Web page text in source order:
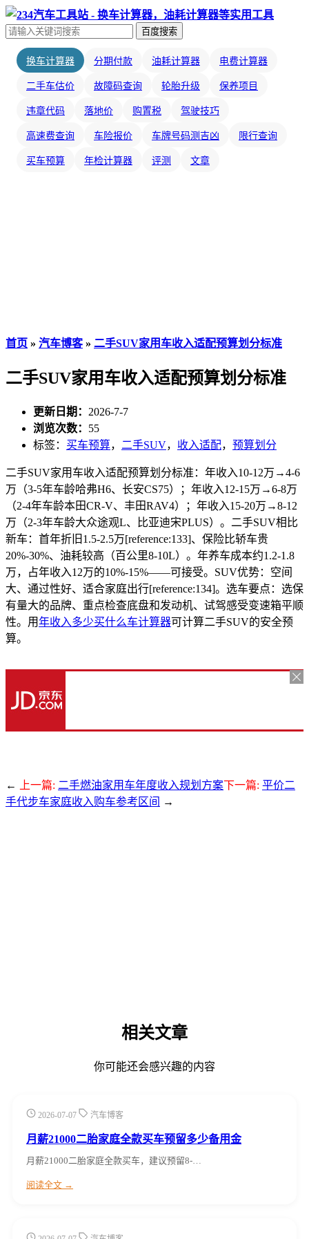
百度搜索
换车计算器 分期付款 油耗计算器 电费计算器
二手车估价 故障码查询 轮胎升级 保养项目
违章代码 落地价 购置税 驾驶技巧
高速费查询 车险报价 车牌号码测吉凶 限行查询
买车预算 年检计算器 评测 文章
首页 » 汽车博客» 二手SUV家用车收入适配预算划分标准
二手SUV家用车收入适配预算划分标准
更新日期： 2026-7-7
浏览次数： 55
标签： 买车预算， 二手SUV， 收入适配， 预算划分
二手SUV家用车收入适配预算划分标准：年收入10-12万→4-6
万（3-5年车龄哈弗H6、长安CS75）；年收入12-15万→6-8万
（2-4年车龄本田CR-V、丰田RAV4）；年收入15-20万→8-12
万（2-3年车龄大众途观L、比亚迪宋PLUS）。二手SUV相比
新车：首年折旧1.5-2.5万[reference:133]、保险比轿车贵
20%-30%、油耗较高（百公里8-10L）。年养车成本约1.2-1.8
万，占年收入12万的10%-15%——可接受。SUV优势：空间
大、通过性好、适合家庭出行[reference:134]。选车要点：选保
有量大的品牌、重点检查底盘和发动机、试驾感受变速箱平顺
性。用年收入多少买什么车计算器可计算二手SUV的安全预
算。
← 上一篇: 二手燃油家用车年度收入规划方案下一篇: 平价二
手代步车家庭收入购车参考区间 →
相关文章
你可能还会感兴趣的内容
2026-07-07 汽车博客
月薪21000二胎家庭全款买车预留多少备用金
月薪21000二胎家庭全款买车，建议预留8-…
阅读全文 →